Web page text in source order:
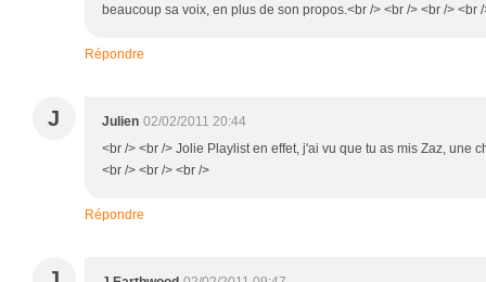
beaucoup sa voix, en plus de son propos.<br /> <br /> <br /> <br /
Répondre
J Julien 02/02/2011 20:44
<br /> <br /> Jolie Playlist en effet, j'ai vu que tu as mis Zaz, une
<br /> <br /> <br />
Répondre